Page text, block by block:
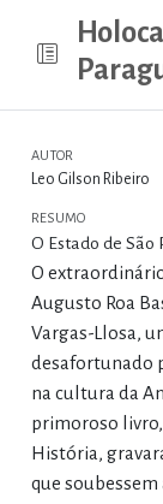
AUTOR
Leo Gilson Ribeiro
RESUMO
O Estado de São
O
Augusto Roa
Vargas-Llosa,
desafortunado
na cultura da
primoroso livro,
História,
que